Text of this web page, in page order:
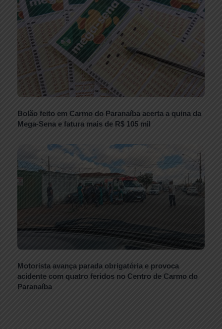
Bolão feito em Carmo do Paranaíba acerta a quina da
Mega-Sena e fatura mais de R$ 105 mil
Motorista avança parada obrigatória e provoca
acidente com quatro feridos no Centro de Carmo do
Paranaíba